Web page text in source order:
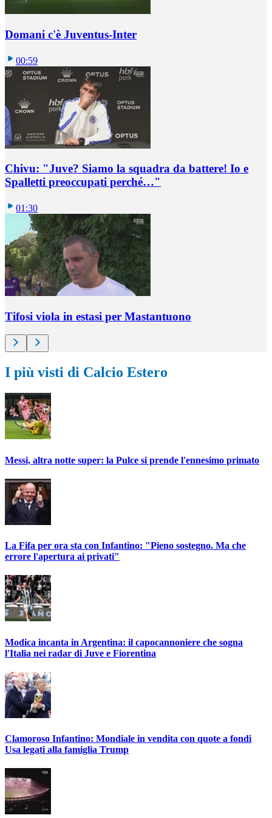
Domani c'è Juventus-Inter
00:59
Chivu: "Juve? Siamo la squadra da battere! Io e
Spalletti preoccupati perché…"
01:30
Tifosi viola in estasi per Mastantuono
I più visti di Calcio Estero
Messi, altra notte super: la Pulce si prende l'ennesimo primato
La Fifa per ora sta con Infantino: "Pieno sostegno. Ma che
errore l'apertura ai privati"
Modica incanta in Argentina: il capocannoniere che sogna
l'Italia nei radar di Juve e Fiorentina
Clamoroso Infantino: Mondiale in vendita con quote a fondi
Usa legati alla famiglia Trump